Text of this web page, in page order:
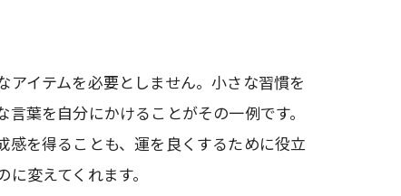
イテムを必要としません。小さな習慣を
葉を自分にかけることがその一例です。
感を得ることも、運を良くするために役立
変えてくれます。